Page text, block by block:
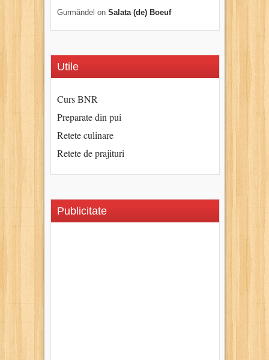
Gurmăndel on Salata (de) Boeuf
Utile
Curs BNR
Preparate din pui
Retete culinare
Retete de prajituri
Publicitate